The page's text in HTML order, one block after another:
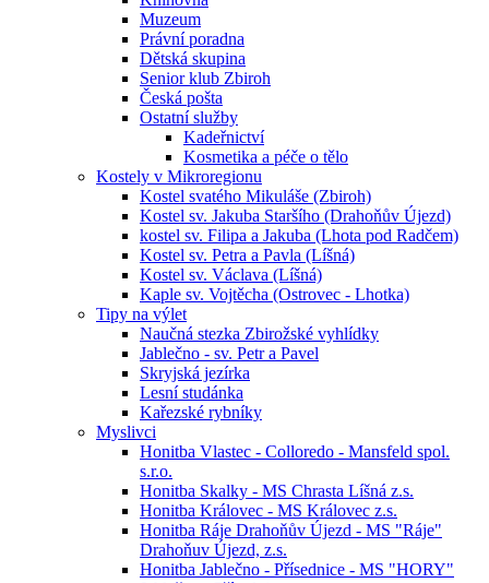
Muzeum
Právní poradna
Dětská skupina
Senior klub Zbiroh
Česká pošta
Ostatní služby
Kadeřnictví
Kosmetika a péče o tělo
Kostely v Mikroregionu
Kostel svatého Mikuláše (Zbiroh)
Kostel sv. Jakuba Staršího (Drahoňův Újezd)
kostel sv. Filipa a Jakuba (Lhota pod Radčem)
Kostel sv. Petra a Pavla (Líšná)
Kostel sv. Václava (Líšná)
Kaple sv. Vojtěcha (Ostrovec - Lhotka)
Tipy na výlet
Naučná stezka Zbirožské vyhlídky
Jablečno - sv. Petr a Pavel
Skryjská jezírka
Lesní studánka
Kařezské rybníky
Myslivci
Honitba Vlastec - Colloredo - Mansfeld spol.
s.r.o.
Honitba Skalky - MS Chrasta Líšná z.s.
Honitba Královec - MS Královec z.s.
Honitba Ráje Drahoňův Újezd - MS "Ráje"
Drahoňuv Újezd, z.s.
Honitba Jablečno - Přísednice - MS "HORY"